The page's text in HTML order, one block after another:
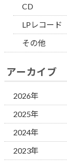
CD
LPレコード
その他
アーカイブ
2026年
2025年
2024年
2023年